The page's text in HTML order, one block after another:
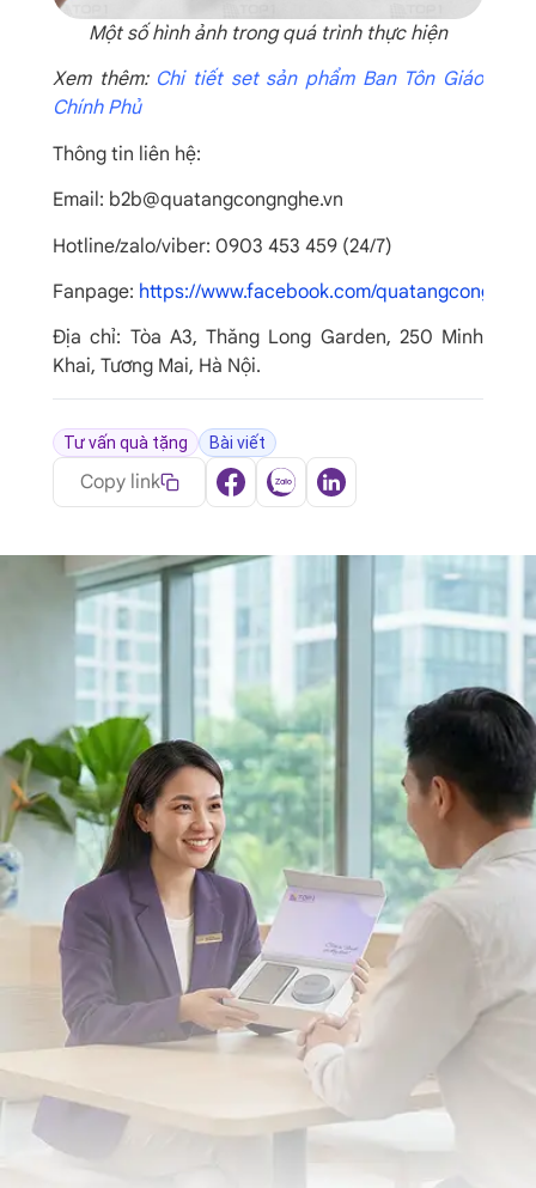
Một số hình ảnh trong quá trình thực hiện
Xem thêm: Chi tiết set sản phẩm Ban Tôn Giáo
Chính Phủ
Thông tin liên hệ:
Email: b2b@quatangcongnghe.vn
Hotline/zalo/viber: 0903 453 459 (24/7)
Fanpage: https://www.facebook.com/
Địa chỉ: Tòa A3, Thăng Long Garden, 250 Minh
Khai, Tương Mai, Hà Nội.
Tư vấn quà tặng Bài viết
Copy link